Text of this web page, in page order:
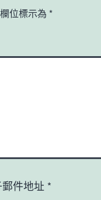
位標示為 *
件地址 *